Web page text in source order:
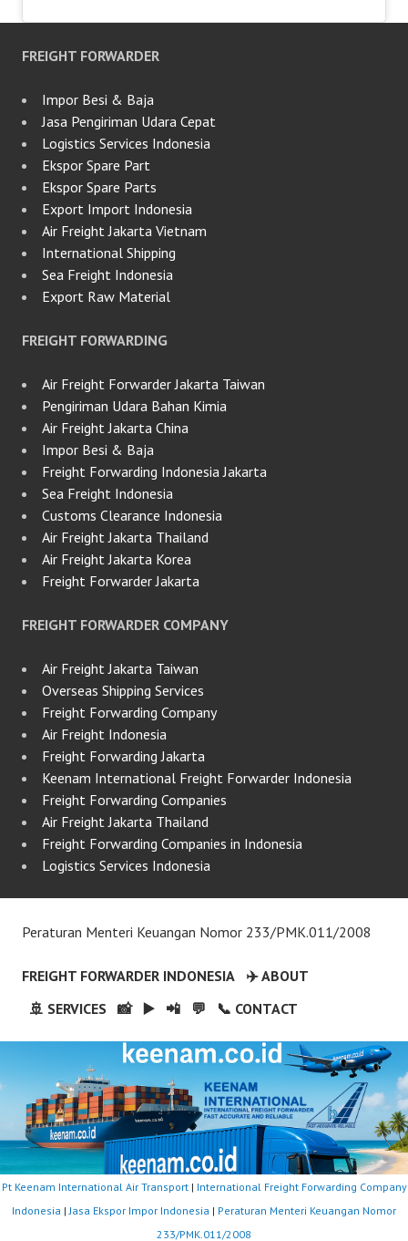
FREIGHT FORWARDER
Impor Besi & Baja
Jasa Pengiriman Udara Cepat
Logistics Services Indonesia
Ekspor Spare Part
Ekspor Spare Parts
Export Import Indonesia
Air Freight Jakarta Vietnam
International Shipping
Sea Freight Indonesia
Export Raw Material
FREIGHT FORWARDING
Air Freight Forwarder Jakarta Taiwan
Pengiriman Udara Bahan Kimia
Air Freight Jakarta China
Impor Besi & Baja
Freight Forwarding Indonesia Jakarta
Sea Freight Indonesia
Customs Clearance Indonesia
Air Freight Jakarta Thailand
Air Freight Jakarta Korea
Freight Forwarder Jakarta
FREIGHT FORWARDER COMPANY
Air Freight Jakarta Taiwan
Overseas Shipping Services
Freight Forwarding Company
Air Freight Indonesia
Freight Forwarding Jakarta
Keenam International Freight Forwarder Indonesia
Freight Forwarding Companies
Air Freight Jakarta Thailand
Freight Forwarding Companies in Indonesia
Logistics Services Indonesia
Peraturan Menteri Keuangan Nomor 233/PMK.011/2008
FREIGHT FORWARDER INDONESIA
✈️ ABOUT
🚢 SERVICES
📸 ▶️ 📲 💬 📞 CONTACT
Pt Keenam International Air Transport| International Freight Forwarding Company
Indonesia | Jasa Ekspor Impor Indonesia | Peraturan Menteri Keuangan Nomor
233/PMK.011/2008